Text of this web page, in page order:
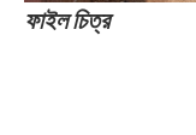
ফাইল চিত্র